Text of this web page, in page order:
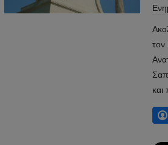
τον
και